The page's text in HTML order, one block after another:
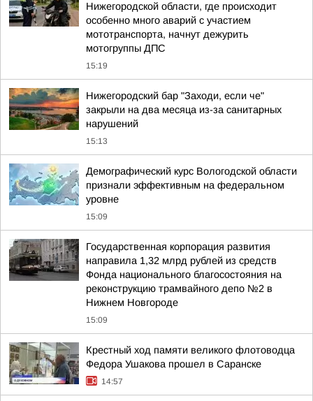
Нижегородской области, где происходит
особенно много аварий с участием
мототранспорта, начнут дежурить
мотогруппы ДПС
15:19
Нижегородский бар "Заходи, если че"
закрыли на два месяца из-за санитарных
нарушений
15:13
Демографический курс Вологодской области
признали эффективным на федеральном
уровне
15:09
Государственная корпорация развития
направила 1,32 млрд рублей из средств
Фонда национального благосостояния на
реконструкцию трамвайного депо №2 в
Нижнем Новгороде
15:09
Крестный ход памяти великого флотоводца
Федора Ушакова прошел в Саранске
14:57